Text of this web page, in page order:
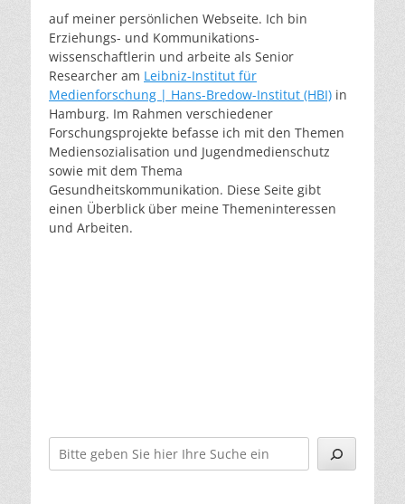
auf meiner persönlichen Webseite. Ich bin
Erziehungs- und Kommunikations-
wissenschaftlerin und arbeite als Senior
Researcher am Leibniz-Institut für
Medienforschung | Hans-Bredow-Institut (HBI) in
Hamburg. Im Rahmen verschiedener
Forschungsprojekte befasse ich mit den Themen
Mediensozialisation und Jugendmedienschutz
sowie mit dem Thema
Gesundheitskommunikation. Diese Seite gibt
einen Überblick über meine Themeninteressen
und Arbeiten.
Suchen